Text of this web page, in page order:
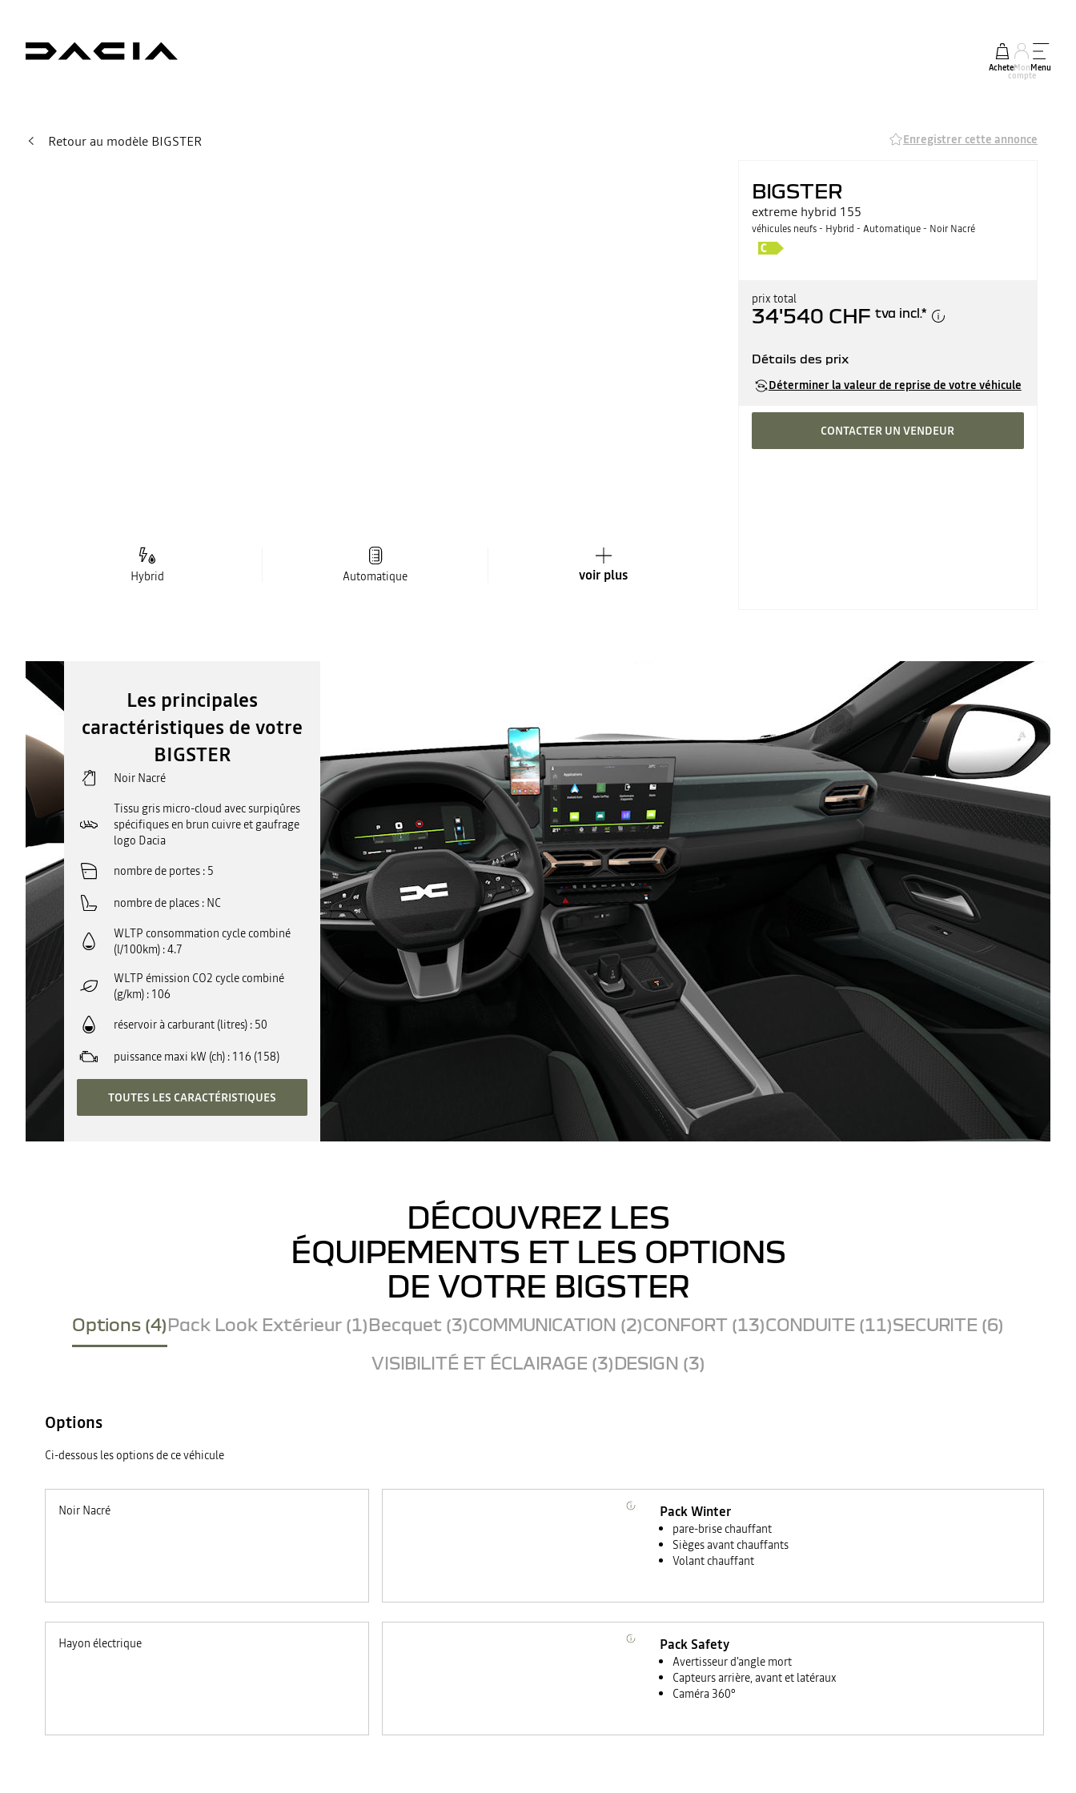
AcheterMon
compte
Menu
Retour au modèle BIGSTER Enregistrer cette annonce
Hybrid Automatique voir plus
BIGSTER
extreme hybrid 155
véhicules neufs - Hybrid - Automatique - Noir Nacré
prix total
34'540 CHF tva incl.*
Détails des prix
Déterminer la valeur de reprise de votre véhicule
CONTACTER UN VENDEUR
Les principales
caractéristiques de votre
BIGSTER
Noir Nacré
Tissu gris micro-cloud avec surpiqûres
spécifiques en brun cuivre et gaufrage
logo Dacia
nombre de portes 5
nombre de places NC
WLTP consommation cycle combiné
(l/100km) 4.7
WLTP émission CO2 cycle combiné
(g/km) 106
réservoir à carburant (litres) 50
puissance maxi kW (ch) 116 (158)
TOUTES LES CARACTÉRISTIQUES
DÉCOUVREZ LES
ÉQUIPEMENTS ET LES OPTIONS
DE VOTRE BIGSTER
Options (4)Pack Look Extérieur (1)Becquet (3)COMMUNICATION (2)CONFORT (13)CONDUITE (11)SECURITE (6)
VISIBILITÉ ET ÉCLAIRAGE (3)DESIGN (3)
Options
Ci-dessous les options de ce véhicule
Noir Nacré Pack Winter
pare-brise chauffant
Sièges avant chauffants
Volant chauffant
Hayon électrique Pack Safety
Avertisseur d'angle mort
Capteurs arrière, avant et latéraux
Caméra 360°